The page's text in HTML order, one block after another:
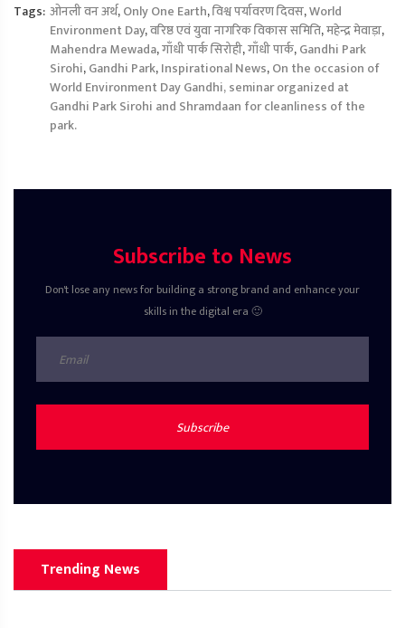
Tags: ओनली वन अर्थ,Only One Earth,विश्व पर्यावरण दिवस,World
Environment Day,वरिष्ठ एवं युवा नागरिक विकास समिति,महेन्द्र मेवाड़ा,
Mahendra Mewada,गाँधी पार्क सिरोही,गाँधी पार्क,Gandhi Park
Sirohi,Gandhi Park,Inspirational News,On the occasion of
World Environment Day Gandhi, seminar organized at
Gandhi Park Sirohi and Shramdaan for cleanliness of the
park.
Subscribe to News
Don't lose any news for building a strong brand and enhance your
skills in the digital era 🙂
Subscribe
Trending News